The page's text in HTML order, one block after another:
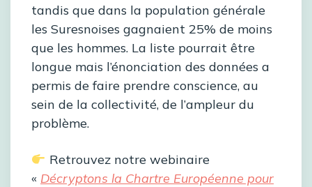
tandis que dans la population générale
les Suresnoises gagnaient 25% de moins
que les hommes. La liste pourrait être
longue mais l’énonciation des données a
permis de faire prendre conscience, au
sein de la collectivité, de l’ampleur du
problème.
Retrouvez notre webinaire
« Décryptons la Chartre Européenne pour